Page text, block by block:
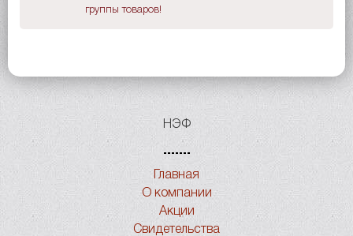
группы товаров!
НЭФ
Главная
О компании
Акции
Свидетельства